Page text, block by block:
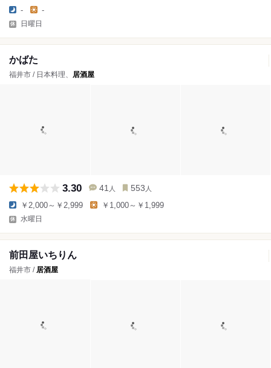
- -
日曜日
かばた
福井市 / 日本料理、 居酒屋
3.30 41 人 553 人
￥2,000～￥2,999 ￥1,000～￥1,999
水曜日
前田屋いちりん
福井市 / 居酒屋